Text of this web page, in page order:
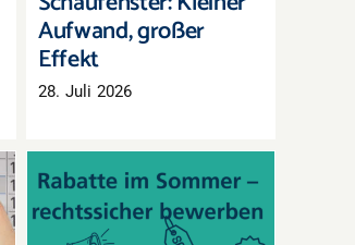
Aufwand, großer
Effekt
28. Juli 2026
Rabattaktionen im